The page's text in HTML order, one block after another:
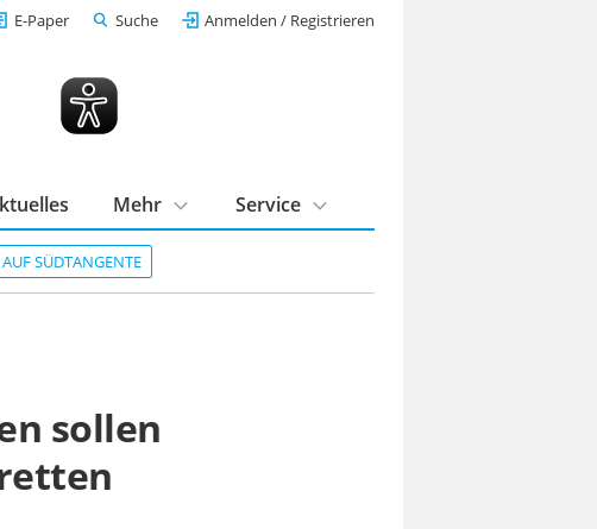
E-Paper Suche Anmelden / Registrieren
SÜDTANGENTE
Mehr Service
sollen